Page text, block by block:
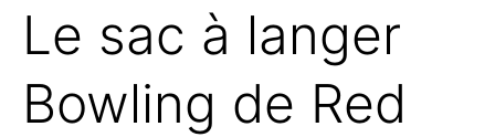
Le sac à langer
Bowling de Red